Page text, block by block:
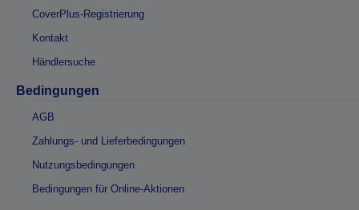
CoverPlus-Registrierung
Kontakt
Händlersuche
Bedingungen
AGB
Zahlungs- und Lieferbedingungen
Nutzungsbedingungen
Bedingungen für Online-Aktionen